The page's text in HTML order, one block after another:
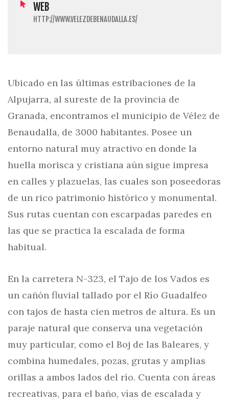
WEB
HTTP://WWW.VELEZDEBENAUDALLA.ES/
Ubicado en las últimas estribaciones de la
Alpujarra, al sureste de la provincia de
Granada, encontramos el municipio de Vélez de
Benaudalla, de 3000 habitantes. Posee un
entorno natural muy atractivo en donde la
huella morisca y cristiana aún sigue impresa
en calles y plazuelas, las cuales son poseedoras
de un rico patrimonio histórico y monumental.
Sus rutas cuentan con escarpadas paredes en
las que se practica la escalada de forma
habitual.
En la carretera N-323, el Tajo de los Vados es
un cañón fluvial tallado por el Río Guadalfeo
con tajos de hasta cien metros de altura. Es un
paraje natural que conserva una vegetación
muy particular, como el Boj de las Baleares, y
combina humedales, pozas, grutas y amplias
orillas a ambos lados del río. Cuenta con áreas
recreativas, para el baño, vías de escalada y